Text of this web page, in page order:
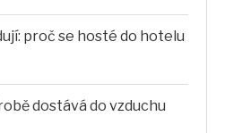
proč se hosté do hotelu
dostává do vzduchu